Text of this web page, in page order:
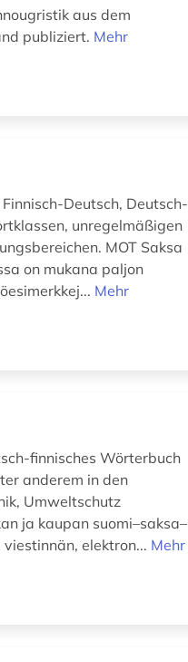
aus dem
publiziert. Mehr
Deutsch, Deutsch-
unregelmäßigen
MOT Saksa
on mukana paljon
Mehr
finnisches Wörterbuch
anderem in den
Umweltschutz
ja kaupan suomi–saksa–
elektron... Mehr